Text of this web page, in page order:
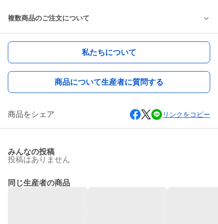
複数商品のご注文について
私たちについて
商品について生産者に質問する
商品をシェア リンクをコピー
みんなの投稿
投稿はありません
同じ生産者の商品